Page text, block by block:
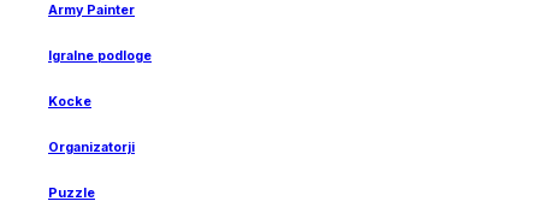
Army Painter
Igralne podloge
Kocke
Organizatorji
Puzzle